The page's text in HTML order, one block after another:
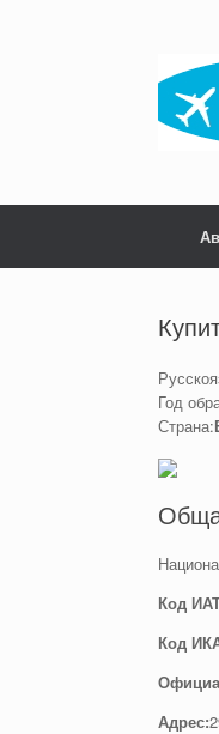
Год
Страна:
Код
Код
Адрес: